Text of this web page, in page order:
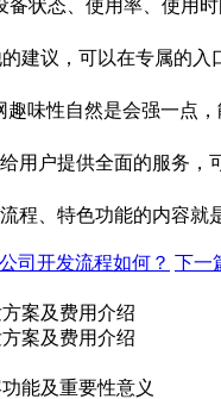
备状态、使用率、使用
建议，可以在专属的
趣味性自然是会强一点
用户提供全面的服务
程、特色功能的内容
司开发流程如何？ 下一
案及费用介绍
案及费用介绍
能及重要性意义